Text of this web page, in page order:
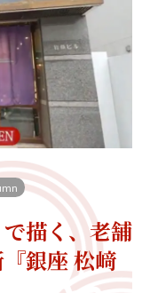
描く、老舗
銀座 松﨑